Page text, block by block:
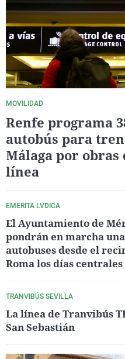
MOVILIDAD
Renfe programa
autobús para
Málaga por
línea
EMERITA LVDICA
El Ayuntamiento de
pondrán en marcha
autobuses desde el
Roma los días
TRANVIBÚS SEVILLA
La línea de Tranvibús
San Sebastián